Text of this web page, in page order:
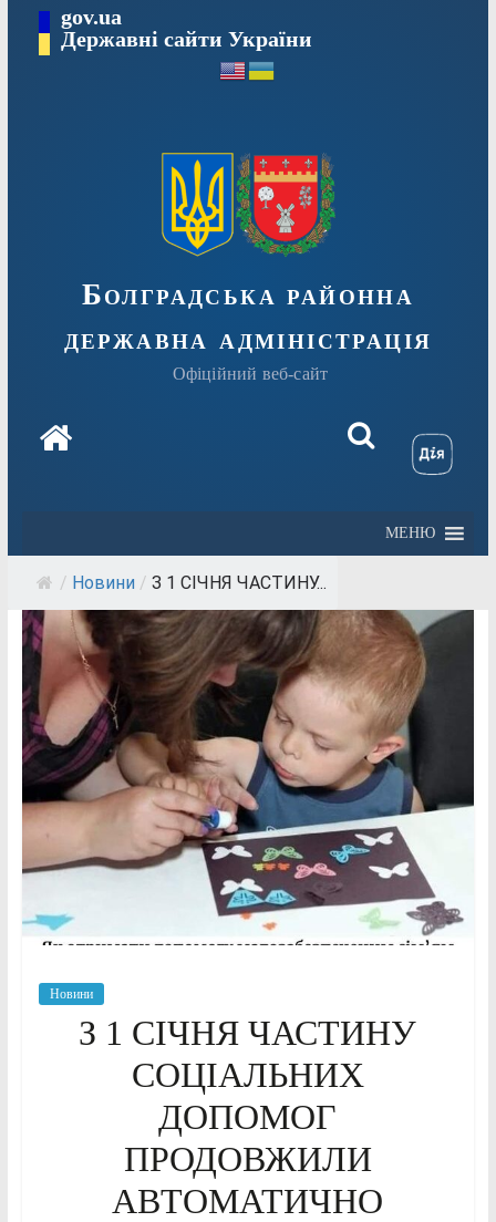
Перейтиgov.ua
Державні сайти України
Болградська районна
державна адміністрація
Офіційний веб-сайт
МЕНЮ
/ Новини / З 1 СІЧНЯ ЧАСТИНУ...
Новини
З 1 СІЧНЯ ЧАСТИНУ
СОЦІАЛЬНИХ
ДОПОМОГ
ПРОДОВЖИЛИ
АВТОМАТИЧНО